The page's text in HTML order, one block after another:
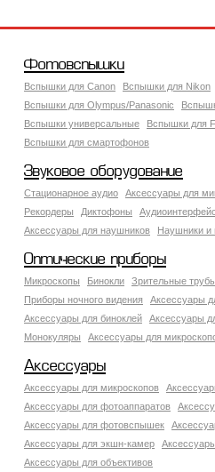
Фотовспышки
Вспышки для Canon Вспышки для Nikon
Вспышки для Olympus/Panasonic
Вспышки универсальные
Вспышки для
Вспышки для смартофонов
Звуковое оборудование
Стационарное аудио Аксессуары для
Рекордеры
Диктофоны
Аксессуары для наушников
Наушники и
Оптические приборы
Микроскопы Бинокли Зрительные трубы
Приборы ночного видения
Аксессуары
Аксессуары для биноклей
Аксессуары
Монокуляры
Аксессуары для
Аксессуары
Аксессуары для микроскопов
Аксессуары для фотоаппаратов
Аксессуары для фотовспышек
Аксессуары для экшн-камер
Аксессуары для объективов